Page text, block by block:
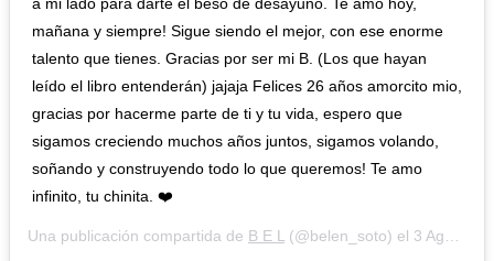
a mi lado para darte el beso de desayuno. Te amo hoy,
mañana y siempre! Sigue siendo el mejor, con ese enorme
talento que tienes. Gracias por ser mi B. (Los que hayan
leído el libro entenderán) jajaja Felices 26 años amorcito mio,
gracias por hacerme parte de ti y tu vida, espero que
sigamos creciendo muchos años juntos, sigamos volando,
soñando y construyendo todo lo que queremos! Te amo
infinito, tu chinita. ❤️
Una publicación compartida de B E L (@belen_soto) el 3 Ago, 2019 a las 9:33 PDT